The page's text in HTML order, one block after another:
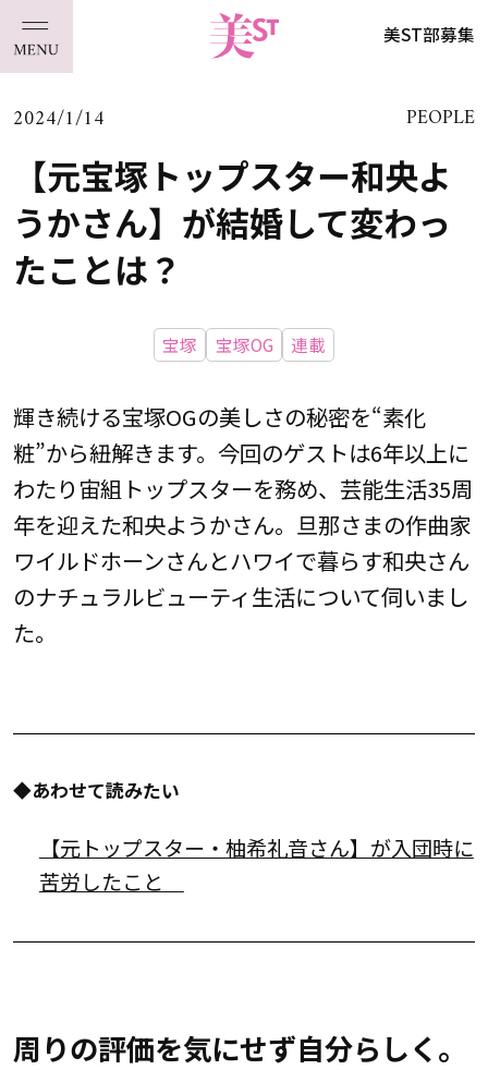
美ST部募集
2024/1/14 PEOPLE
【元宝塚トップスター和央よ
うかさん】が結婚して変わっ
たことは？
宝塚 宝塚OG 連載
輝き続ける宝塚OGの美しさの秘密を“素化
粧”から紐解きます。今回のゲストは6年以上に
わたり宙組トップスターを務め、芸能生活35周
年を迎えた和央ようかさん。旦那さまの作曲家
ワイルドホーンさんとハワイで暮らす和央さん
のナチュラルビューティ生活について伺いまし
た。
◆あわせて読みたい
【元トップスター・柚希礼音さん】が入団時に
苦労したこと
周りの評価を気にせず自分らしく。